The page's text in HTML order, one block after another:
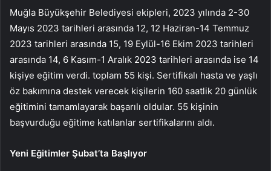
Muğla Büyükşehir Belediyesi ekipleri, 2023 yılında 2-30
Mayıs 2023 tarihleri ​​arasında 12, 12 Haziran-14 Temmuz
2023 tarihleri ​​arasında 15, 19 Eylül-16 Ekim 2023 tarihleri ​​
arasında 14, 6 Kasım-1 Aralık 2023 tarihleri ​​arasında ise 14
kişiye eğitim verdi. toplam 55 kişi. Sertifikalı hasta ve yaşlı
öz bakımına destek verecek kişilerin 160 saatlik 20 günlük
eğitimini tamamlayarak başarılı oldular. 55 kişinin
başvurduğu eğitime katılanlar sertifikalarını aldı.
Yeni Eğitimler Şubat’ta Başlıyor